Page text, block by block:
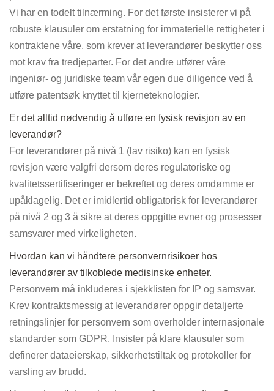
Vi har en todelt tilnærming. For det første insisterer vi på
robuste klausuler om erstatning for immaterielle rettigheter i
kontraktene våre, som krever at leverandører beskytter oss
mot krav fra tredjeparter. For det andre utfører våre
ingeniør- og juridiske team vår egen due diligence ved å
utføre patentsøk knyttet til kjerneteknologier.
Er det alltid nødvendig å utføre en fysisk revisjon av en
leverandør?
For leverandører på nivå 1 (lav risiko) kan en fysisk
revisjon være valgfri dersom deres regulatoriske og
kvalitetssertifiseringer er bekreftet og deres omdømme er
upåklagelig. Det er imidlertid obligatorisk for leverandører
på nivå 2 og 3 å sikre at deres oppgitte evner og prosesser
samsvarer med virkeligheten.
Hvordan kan vi håndtere personvernrisikoer hos
leverandører av tilkoblede medisinske enheter.
Personvern må inkluderes i sjekklisten for IP og samsvar.
Krev kontraktsmessig at leverandører oppgir detaljerte
retningslinjer for personvern som overholder internasjonale
standarder som GDPR. Insister på klare klausuler som
definerer dataeierskap, sikkerhetstiltak og protokoller for
varsling av brudd.